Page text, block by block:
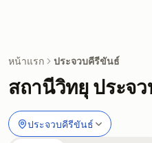
หน้าแรก ประจวบคีรีขันธ์
สถานีวิทยุ ประจ
ประจวบคีรีขันธ์